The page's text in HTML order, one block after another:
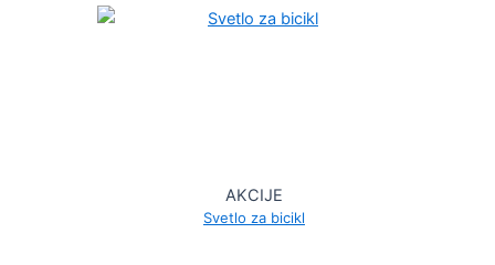
AKCIJE
Svetlo za bicikl